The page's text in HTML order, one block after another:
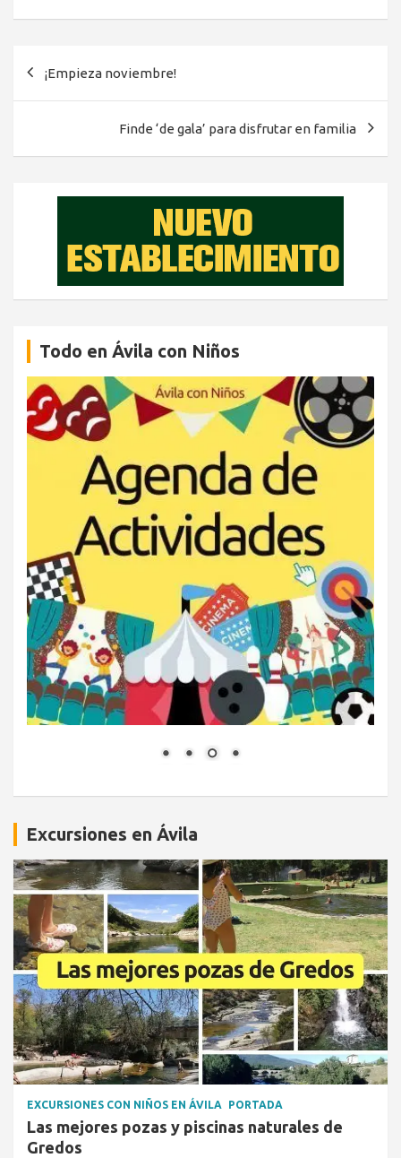
¡Empieza noviembre!
Finde ‘de gala’ para disfrutar en familia
Todo en Ávila con Niños
Excursiones en Ávila
EXCURSIONES CON NIÑOS EN ÁVILA PORTADA
Las mejores pozas y piscinas naturales de
Gredos